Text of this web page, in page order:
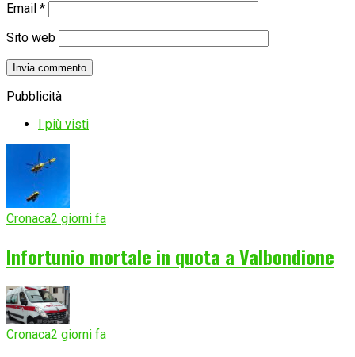
Email *
Sito web
Pubblicità
I più visti
Cronaca2 giorni fa
Infortunio mortale in quota a Valbondione
Cronaca2 giorni fa